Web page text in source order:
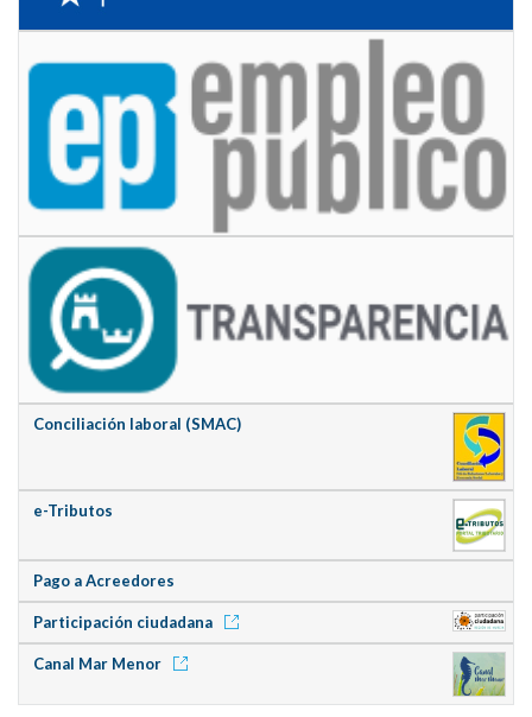
Conciliación laboral (SMAC)
e-Tributos
Pago a Acreedores
Participación ciudadana
Canal Mar Menor